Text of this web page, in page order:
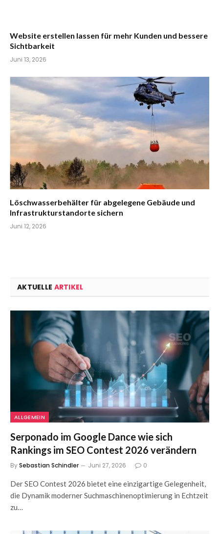
Website erstellen lassen für mehr Kunden und bessere
Sichtbarkeit
Juni 13, 2026
Löschwasserbehälter für abgelegene Gebäude und
Infrastrukturstandorte sichern
Juni 12, 2026
AKTUELLE ARTIKEL
ALLGEMEIN
Serponado im Google Dance wie sich
Rankings im SEO Contest 2026 verändern
BySebastian Schindler Juni 27, 2026 0
Der SEO Contest 2026 bietet eine einzigartige Gelegenheit,
die Dynamik moderner Suchmaschinenoptimierung in Echtzeit
zu…